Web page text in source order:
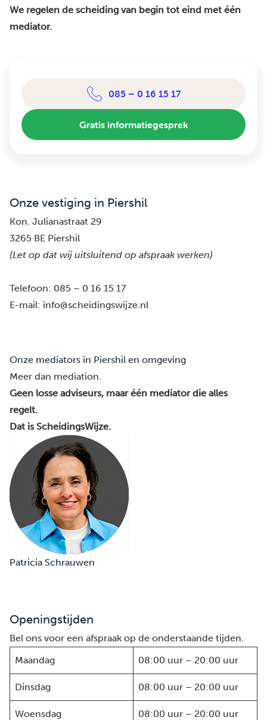
We regelen de scheiding van begin tot eind met één
mediator.
085 – 0 16 15 17
Gratis informatiegesprek
Onze vestiging in Piershil
Kon. Julianastraat 29
3265 BE Piershil
(Let op dat wij uitsluitend op afspraak werken)
Telefoon: 085 – 0 16 15 17
E-mail: info@scheidingswijze.nl
Onze mediators in Piershil en omgeving
Meer dan mediation.
Geen losse adviseurs, maar één mediator die alles
regelt.
Dat is ScheidingsWijze.
Patricia Schrauwen
Openingstijden
Bel ons voor een afspraak op de onderstaande tijden.
Maandag
08:00 uur – 20:00 uur
Dinsdag 08:00 uur – 20:00 uur
Woensdag 08:00 uur – 20:00 uur